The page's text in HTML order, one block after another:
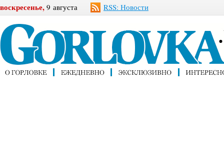
воскресенье, 9 августа RSS: Новости